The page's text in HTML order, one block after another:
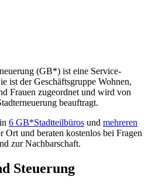
(GB*) ist eine Service-
ist der Geschäfts­gruppe Wohnen,
Frauen zugeordnet und wird von
beauftragt.
6 GB*Stadtteilbüros und mehreren
Ort und beraten kostenlos bei Fragen
zur Nachbarschaft.
Steuerung